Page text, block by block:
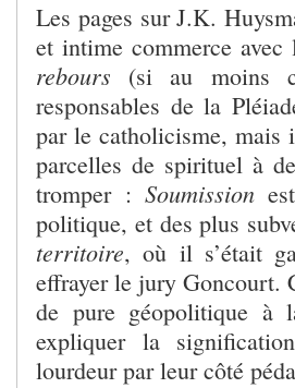
Les pages sur J.K.
et intime commerce avec
rebours (si au moins
responsables de la
par le catholicisme, mais
parcelles de spirituel à
tromper : Soumissionest
politique, et des plus
territoire, où il s’était
effrayer le jury Goncourt.
de pure géopolitique à
expliquer la
lourdeur par leur côté